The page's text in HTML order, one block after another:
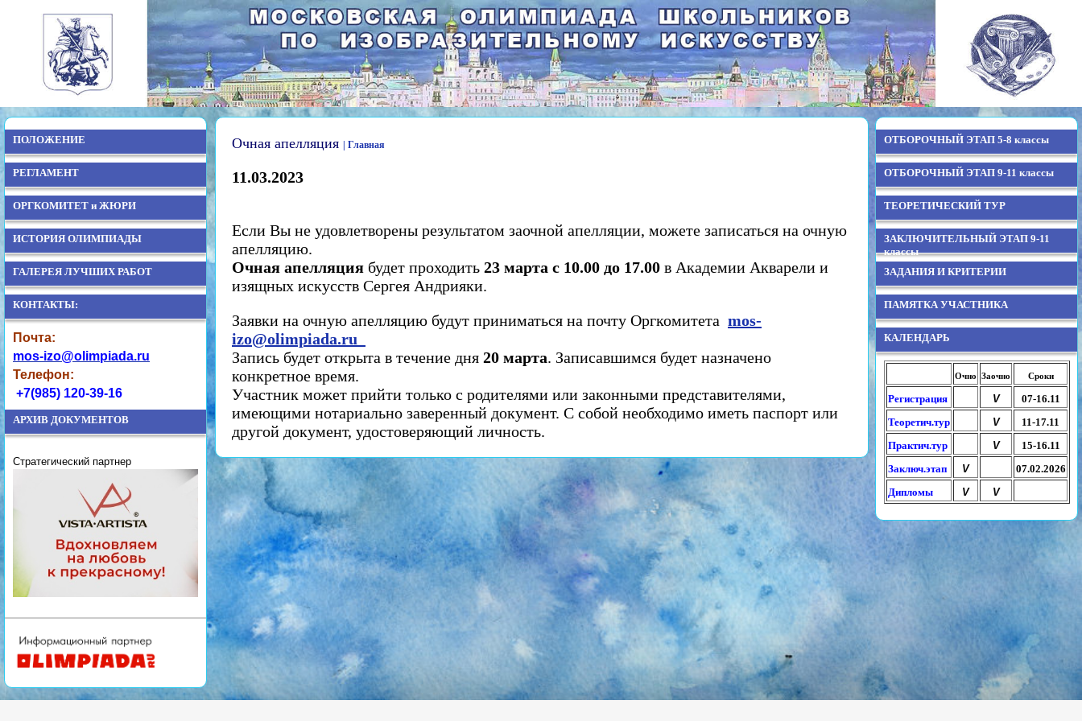
ПОЛОЖЕНИЕ
РЕГЛАМЕНТ
ОРГКОМИТЕТ и ЖЮРИ
ИСТОРИЯ ОЛИМПИАДЫ
ГАЛЕРЕЯ ЛУЧШИХ РАБОТ
КОНТАКТЫ:
Почта:
mos-izo@olimpiada.ru
Телефон:
+7(985) 120-39-16
АРХИВ ДОКУМЕНТОВ
Стратегический партнер
Очная апелляция | Главная
11.03.2023
Если Вы не удовлетворены результатом заочной апелляции, можете записаться на очную
апелляцию.
Очная апелляция будет проходить 23 марта с 10.00 до 17.00 в Академии Акварели и
изящных искусств Сергея Андрияки.
Заявки на очную апелляцию будут приниматься на почту Оргкомитета mos-
izo@olimpiada.ru
Запись будет открыта в течение дня 20 марта. Записавшимся будет назначено
конкретное время.
Участник может прийти только с родителями или законными представителями,
имеющими нотариально заверенный документ. С собой необходимо иметь паспорт или
другой документ, удостоверяющий личность.
ОТБОРОЧНЫЙ ЭТАП 5-8 классы
ОТБОРОЧНЫЙ ЭТАП 9-11 классы
ТЕОРЕТИЧЕСКИЙ ТУР
ЗАКЛЮЧИТЕЛЬНЫЙ ЭТАП 9-11
классы
ЗАДАНИЯ И КРИТЕРИИ
ПАМЯТКА УЧАСТНИКА
КАЛЕНДАРЬ
Очно Заочно Сроки
Регистрация V
07-16.11
Теоретич.тур
V
11-17.11
Практич.тур
V
15-16.11
Заключ.этап
V
07.02.2026
Дипломы
V V